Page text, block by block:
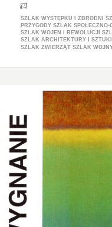
SZLAK WYSTĘPKU I ZBRODNI
PRZYGODY SZLAK SPOŁECZNO-
SZLAK WOJEN I REWOLUCJI
SZLAK ARCHITEKTURY I SZTUKI
SZLAK ZWIERZĄT SZLAK